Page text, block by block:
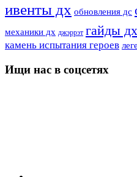
ивенты дх обновления дс
механики дх джэррэт гайды дх
камень испытания героев
Ищи нас в соцсетях